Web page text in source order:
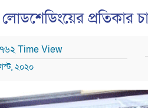
প্রতিকার
Time View
২০২০